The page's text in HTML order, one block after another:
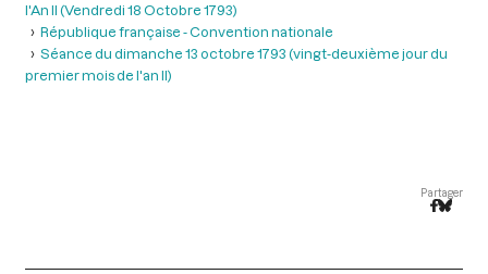
l'An II (Vendredi 18 Octobre 1793)
République française - Convention nationale
Séance du dimanche 13 octobre 1793 (vingt-deuxième jour du
premier mois de l'an II)
Partager